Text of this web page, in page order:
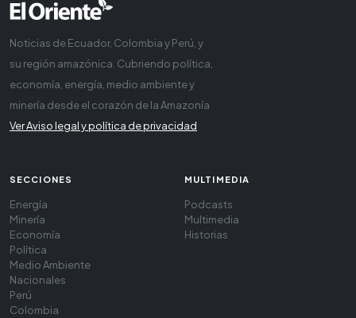
Noticias de Ecuador, Colombia y Perú, y
su región amazónica. Cubriendo política,
economía, energía, medio ambiente y
minería desde el corazón de la Amazonía
Ver Aviso legal y política de privacidad
SECCIONES
Energía
Minería
Economía
Política
Medio Ambiente
Nacionales
Perú
Colombia
MULTIMEDIA
Podcasts
Multimedia
Historias